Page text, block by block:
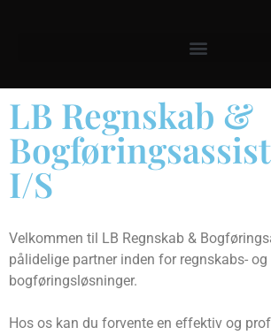
LB Regnskab &
I/S
Velkommen til LB Regnskab &
pålidelige partner inden for regnskabs- og
bogføringsløsninger.
Hos os kan du forvente en effektiv og